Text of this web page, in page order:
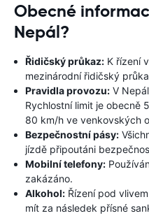
Obecné
Nepál?
Řidičský průkaz: K řízení
mezinárodní řidičský
Pravidla provozu: V
Rychlostní limit je obecně
80 km/h ve venkovských
Bezpečnostní pásy:
jízdě připoutáni
Mobilní telefony:
zakázáno.
Alkohol: Řízení pod
mít za následek přísné